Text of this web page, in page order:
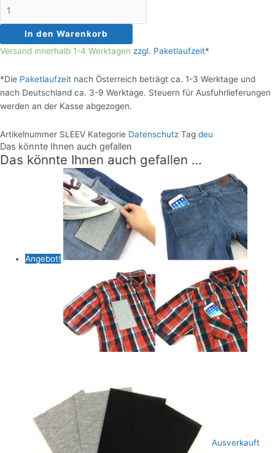
In den Warenkorb
Versand innerhalb 1-4 Werktagen zzgl. Paketlaufzeit*
*Die Paketlaufzeit nach Österreich beträgt ca. 1-3 Werktage und
nach Deutschland ca. 3-9 Werktage. Steuern für Ausfuhrlieferungen
werden an der Kasse abgezogen.
Artikelnummer SLEEV Kategorie Datenschutz Tag deu
Das könnte Ihnen auch gefallen
Das könnte Ihnen auch gefallen …
Angebot!
Ausverkauft